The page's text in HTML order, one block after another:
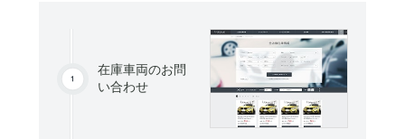
在庫車両のお問
い合わせ